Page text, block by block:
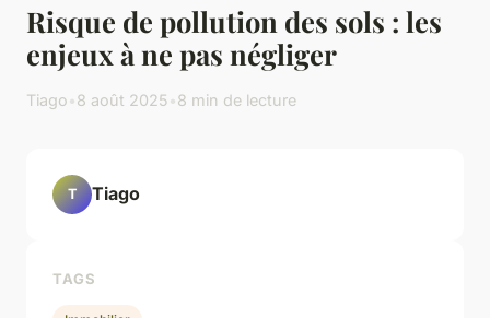
Risque de pollution des sols : les
enjeux à ne pas négliger
Tiago•8 août 2025•8 min de lecture
T Tiago
TAGS